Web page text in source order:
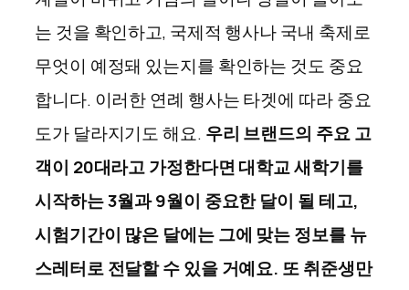
는 것을 확인하고, 국제적 행사나 국내 축제로
무엇이 예정돼 있는지를 확인하는 것도 중요
합니다. 이러한 연례 행사는 타겟에 따라 중요
도가 달라지기도 해요. 우리 브랜드의 주요 고
객이 20대라고 가정한다면 대학교 새학기를
시작하는 3월과 9월이 중요한 달이 될 테고,
시험기간이 많은 달에는 그에 맞는 정보를 뉴
스레터로 전달할 수 있을 거예요. 또 취준생만